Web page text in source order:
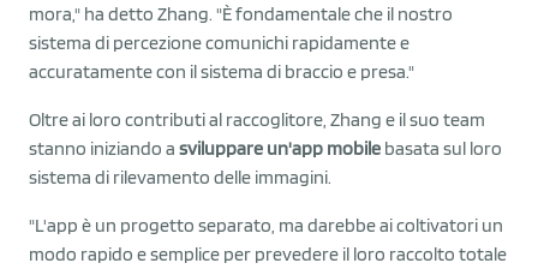
mora," ha detto Zhang. "È fondamentale che il nostro
sistema di percezione comunichi rapidamente e
accuratamente con il sistema di braccio e presa."
Oltre ai loro contributi al raccoglitore, Zhang e il suo team
stanno iniziando a sviluppare un'app mobile basata sul loro
sistema di rilevamento delle immagini.
"L'app è un progetto separato, ma darebbe ai coltivatori un
modo rapido e semplice per prevedere il loro raccolto totale